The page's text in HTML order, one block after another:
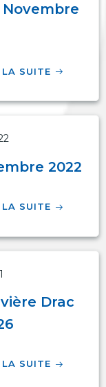
Novembre
LA SUITE
2022
LA SUITE
Drac
LA SUITE